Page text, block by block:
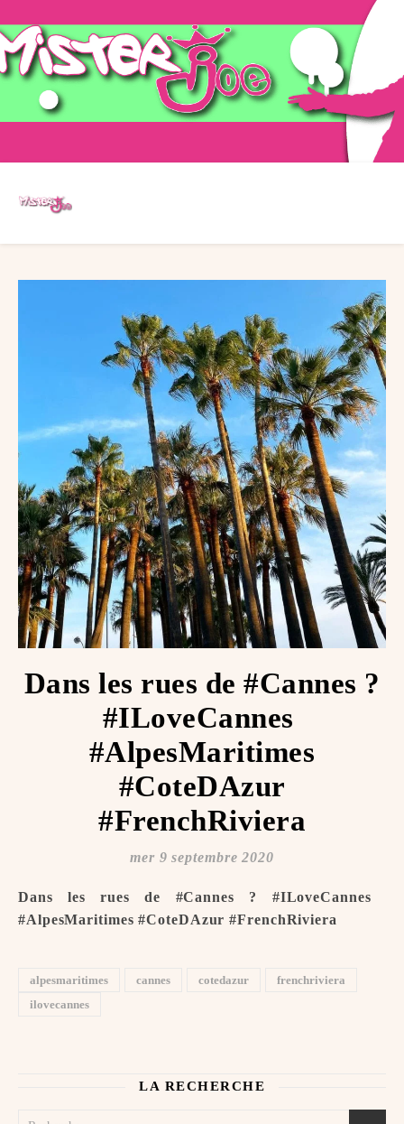
Dans les rues de #Cannes ?️
#ILoveCannes ️
#AlpesMaritimes
#CoteDAzur
#FrenchRiviera
mer 9 septembre 2020
Dans les rues de #Cannes ?️ #ILoveCannes ️
#AlpesMaritimes #CoteDAzur #FrenchRiviera
alpesmaritimes cannes cotedazur
frenchriviera
ilovecannes
LA RECHERCHE